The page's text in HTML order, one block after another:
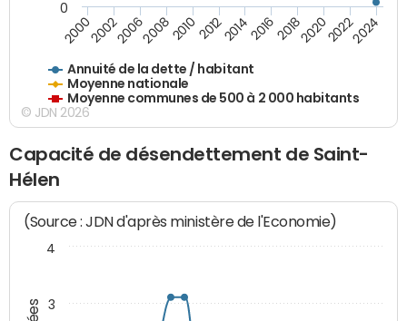
Annuité de la dette / habitant
Moyenne nationale
Moyenne communes de 500 à 2 000 habitants
200020022006200820102012201420162018202020222024
0
© JDN 2026
Capacité de désendettement de Saint-
Hélen
(Source : JDN d'après ministère de l'Economie)
3
4